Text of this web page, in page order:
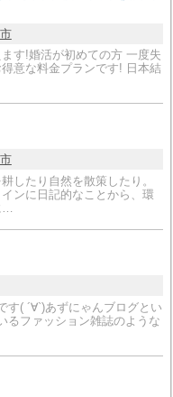
す!婚活が初めての方 一度失
意な料金プランです! 日本結
したり自然を散策したり。
ンに日記的なことから、環
…
す( ´∀`)あずにゃんブログとい
るファッション雑誌のような